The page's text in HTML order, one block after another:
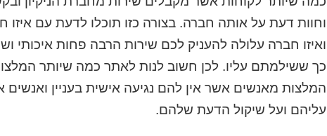
וחוות דעת על אותה חברה. בצורה כזו תוכלו לדעת עם איזו
ואיזו חברה עלולה להעניק לכם שירות הרבה פחות איכותי
כך ששילמתם עליו. לכן חשוב לנות לאתר כמה שיותר
המלצות מאנשים אשר אין להם נגיעה אישית בעניין
עליהם ועל שיקול הדעת שלהם.